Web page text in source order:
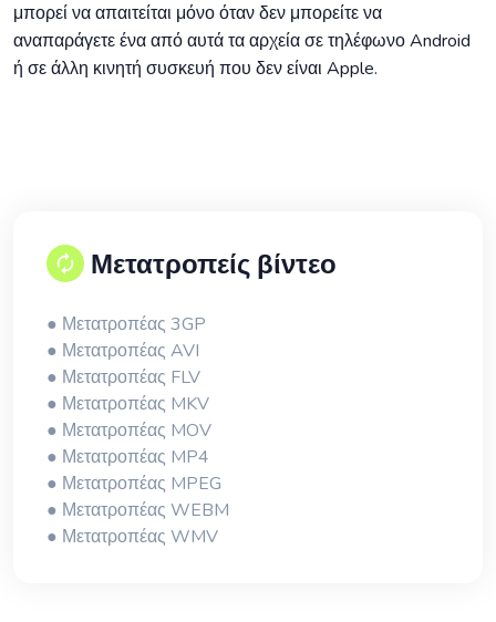
μπορεί να απαιτείται μόνο όταν δεν μπορείτε να
αναπαράγετε ένα από αυτά τα αρχεία σε τηλέφωνο Android
ή σε άλλη κινητή συσκευή που δεν είναι Apple.
Μετατροπείς βίντεο
● Μετατροπέας 3GP
● Μετατροπέας AVI
● Μετατροπέας FLV
● Μετατροπέας MKV
● Μετατροπέας MOV
● Μετατροπέας MP4
● Μετατροπέας MPEG
● Μετατροπέας WEBM
● Μετατροπέας WMV